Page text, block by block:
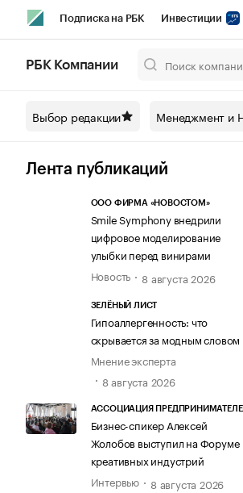
Подписка на РБК Инвестиции
Спецпроекты СПб Конференции
Технологии и медиа
РБК Компании
Выбор редакции Менеджмент и
Лента публикаций
ООО ФИРМА «НОВОСТОМ»
Smile Symphony внедрили
цифровое моделирование
улыбки перед винирами
Новость
8 августа 2026
ЗЕЛЁНЫЙ ЛИСТ
Гипоаллергенность: что
скрывается за модным словом
Мнение эксперта
8 августа 2026
АССОЦИАЦИЯ
Бизнес-спикер Алексей
Жолобов выступил на Форуме
креативных индустрий
Интервью
8 августа 2026